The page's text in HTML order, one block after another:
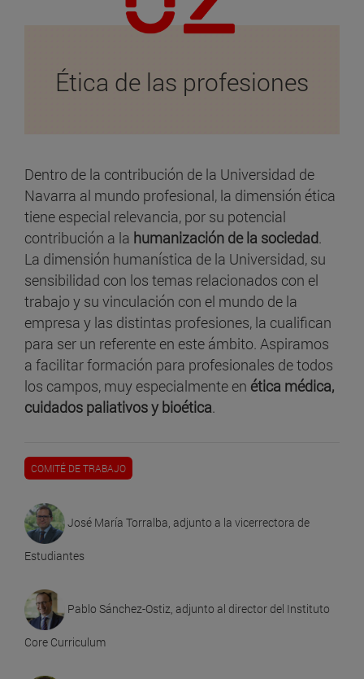
Ética de las profesiones
Dentro de la contribución de la Universidad de
Navarra al mundo profesional, la dimensión ética
tiene especial relevancia, por su potencial
contribución a la humanización de la sociedad.
La dimensión humanística de la Universidad, su
sensibilidad con los temas relacionados con el
trabajo y su vinculación con el mundo de la
empresa y las distintas profesiones, la cualifican
para ser un referente en este ámbito. Aspiramos
a facilitar formación para profesionales de todos
los campos, muy especialmente en ética médica,
cuidados paliativos y bioética.
COMITÉ DE TRABAJO
José María Torralba, adjunto a la vicerrectora de
Estudiantes
Pablo Sánchez-Ostiz, adjunto al director del Instituto
Core Curriculum